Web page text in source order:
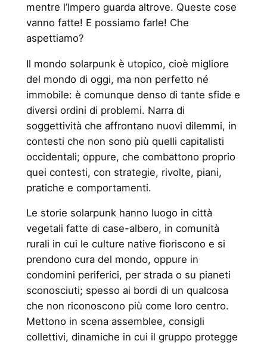
mentre l’Impero guarda altrove. Queste cose
vanno fatte! E possiamo farle! Che
aspettiamo?
Il mondo solarpunk è utopico, cioè migliore
del mondo di oggi, ma non perfetto né
immobile: è comunque denso di tante sfide e
diversi ordini di problemi. Narra di
soggettività che affrontano nuovi dilemmi, in
contesti che non sono più quelli capitalisti
occidentali; oppure, che combattono proprio
quei contesti, con strategie, rivolte, piani,
pratiche e comportamenti.
Le storie solarpunk hanno luogo in città
vegetali fatte di case-albero, in comunità
rurali in cui le culture native fioriscono e si
prendono cura del mondo, oppure in
condomini periferici, per strada o su pianeti
sconosciuti; spesso ai bordi di un qualcosa
che non riconoscono più come loro centro.
Mettono in scena assemblee, consigli
collettivi, dinamiche in cui il gruppo protegge